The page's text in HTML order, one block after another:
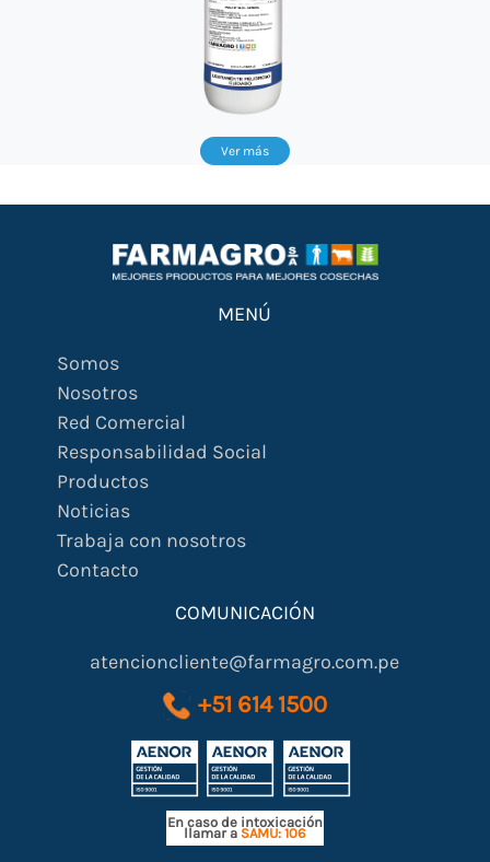
Ver más
MENÚ
Somos
Nosotros
Red Comercial
Responsabilidad Social
Productos
Noticias
Trabaja con nosotros
Contacto
COMUNICACIÓN
atencioncliente@farmagro.com.pe
+51 614 1500
En caso de intoxicación
llamar a SAMU: 106